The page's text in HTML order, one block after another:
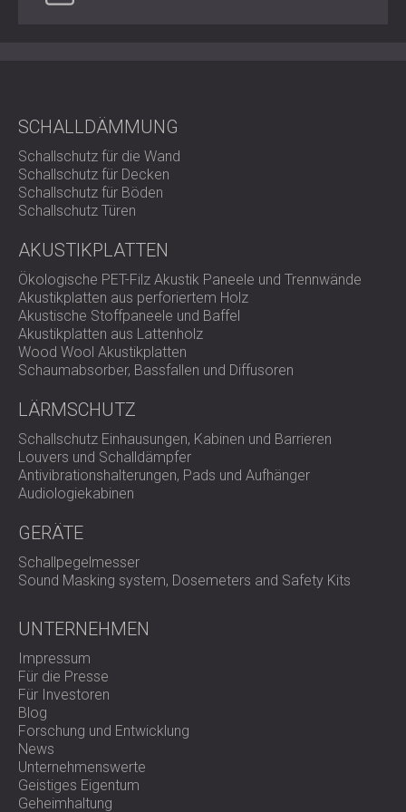
und praktische Lösung für Räume, in denen eine gute
SCHALLDÄMMUNG
Schallschutz für die Wand
Schallschutz für Decken
Schallschutz für Böden
Schallschutz Türen
AKUSTIKPLATTEN
Ökologische PET-Filz Akustik Paneele und Trennwände
Akustikplatten aus perforiertem Holz
Akustische Stoffpaneele und Baffel
Akustikplatten aus Lattenholz
Wood Wool Akustikplatten
Schaumabsorber, Bassfallen und Diffusoren
LÄRMSCHUTZ
Schallschutz Einhausungen, Kabinen und Barrieren
Louvers und Schalldämpfer
Antivibrationshalterungen, Pads und Aufhänger
Audiologiekabinen
GERÄTE
Schallpegelmesser
Sound Masking system, Dosemeters and Safety Kits
UNTERNEHMEN
Impressum
Für die Presse
Für Investoren
Blog
Forschung und Entwicklung
News
Unternehmenswerte
Geistiges Eigentum
Geheimhaltung